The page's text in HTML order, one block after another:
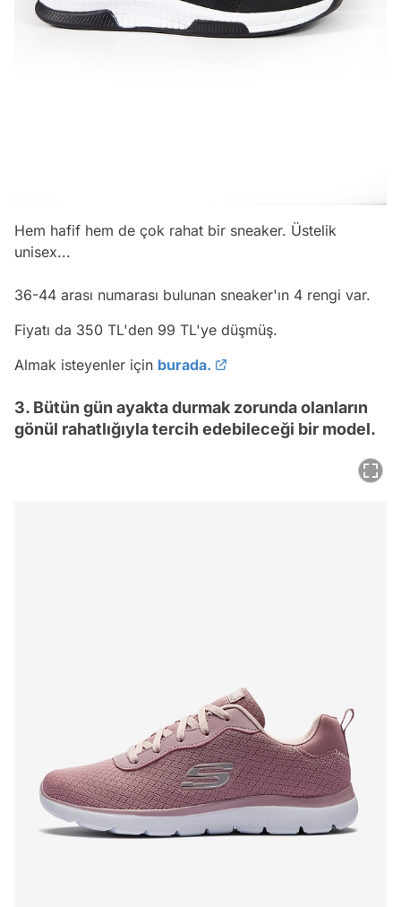
Hem hafif hem de çok rahat bir sneaker. Üstelik
unisex...
36-44 arası numarası bulunan sneaker'ın 4 rengi var.
Fiyatı da 350 TL'den 99 TL'ye düşmüş.
Almak isteyenler için burada.
3. Bütün gün ayakta durmak zorunda olanların
gönül rahatlığıyla tercih edebileceği bir model.